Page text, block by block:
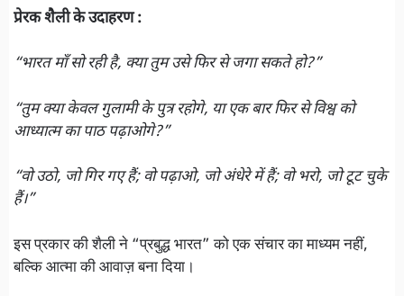
प्रेरक शैली के उदाहरण :
“भारत माँ सो रही है, क्या तुम उसे फिर से जगा सकते हो?”
“तुम क्या केवल गुलामी के पुत्र रहोगे, या एक बार फिर से विश्व को
आध्यात्म का पाठ पढ़ाओगे?”
“वो उठो, जो गिर गए हैं; वो पढ़ाओ, जो अंधेरे में हैं; वो भरो, जो टूट चुके
हैं।”
इस प्रकार की शैली ने “प्रबुद्ध भारत” को एक संचार का माध्यम नहीं,
बल्कि आत्मा की आवाज़ बना दिया।